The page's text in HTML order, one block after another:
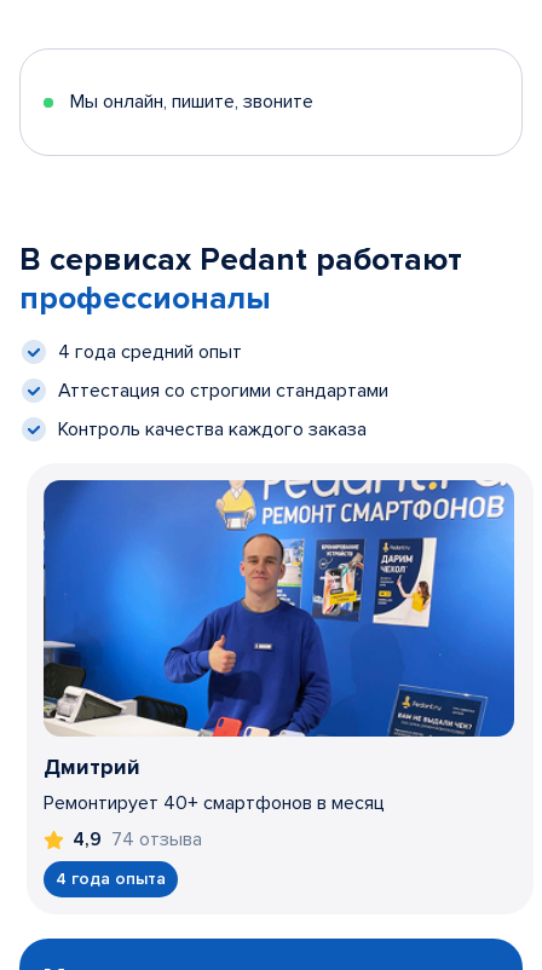
Мы онлайн, пишите, звоните
В сервисах Pedant работают
профессионалы
4 года средний опыт
Аттестация со строгими стандартами
Контроль качества каждого заказа
Дмитрий
Ремонтирует 40+ смартфонов в месяц
4,9 74 отзыва
4 года опыта
1